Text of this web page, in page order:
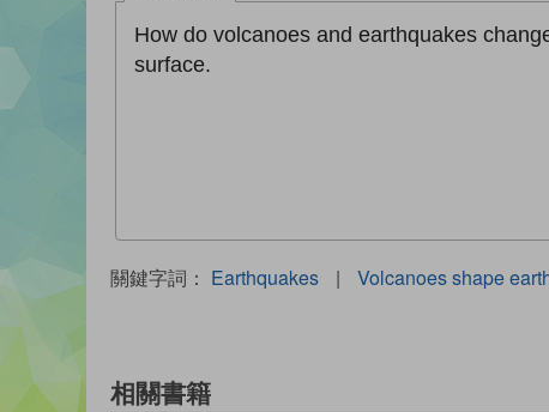
How do volcanoes and earthquakes
surface.
關鍵字詞： Earthquakes | Volcanoes shape
相關書籍